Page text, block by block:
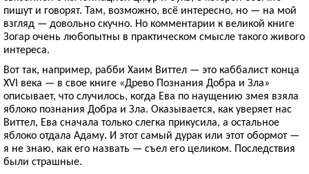
пишут и говорят. Там, возможно, всё интересно, но — на мой
взгляд — довольно скучно. Но комментарии к великой книге
Зогар очень любопытны в практическом смысле такого живого
интереса.
Вот так, например, рабби Хаим Виттел — это каббалист конца
XVI века — в свое книге «Древо Познания Добра и Зла»
описывает, что случилось, когда Ева по наущению змея взяла
яблоко познания Добра и Зла. Оказывается, как уверяет нас
Виттел, Ева сначала только слегка прикусила, а остальное
яблоко отдала Адаму. И этот самый дурак или этот обормот —
я не знаю, как его назвать — съел его целиком. Последствия
были страшные.